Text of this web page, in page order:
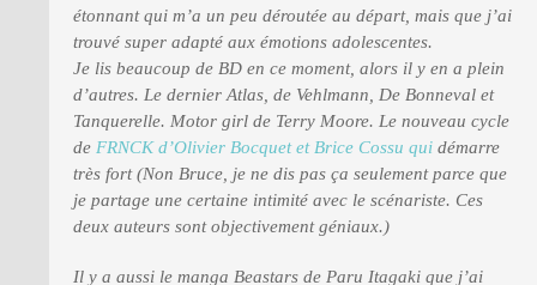
étonnant qui m’a un peu déroutée au départ, mais que j’ai
trouvé super adapté aux émotions adolescentes.
Je lis beaucoup de BD en ce moment, alors il y en a plein
d’autres. Le dernier Atlas, de Vehlmann, De Bonneval et
Tanquerelle. Motor girl de Terry Moore. Le nouveau cycle
de FRNCK d’Olivier Bocquet et Brice Cossu qui démarre
très fort (Non Bruce, je ne dis pas ça seulement parce que
je partage une certaine intimité avec le scénariste. Ces
deux auteurs sont objectivement géniaux.)
Il y a aussi le manga Beastars de Paru Itagaki que j’ai